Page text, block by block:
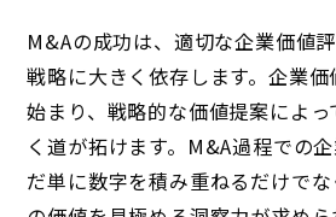
M&Aの成功は、適切な企業価値
戦略に大きく依存します。企業
始まり、戦略的な価値提案によ
く道が拓けます。M&A過程での
だ単に数字を積み重ねるだけで